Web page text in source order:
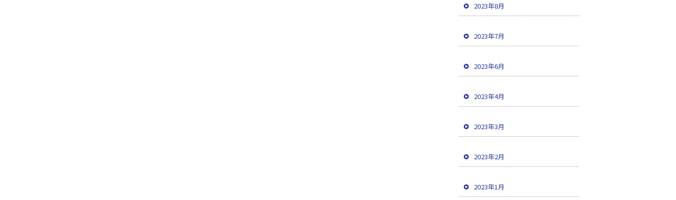
2023年8月
2023年7月
2023年6月
2023年4月
2023年3月
2023年2月
2023年1月